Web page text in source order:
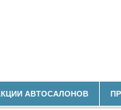
АВТОСАЛОНОВ